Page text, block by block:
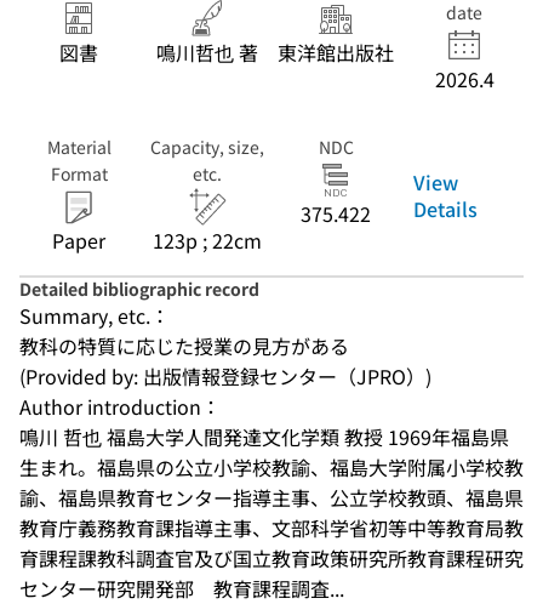
図書 鳴川哲也 著 東洋館出版社
date
2026.4
Material
Format
Paper
Capacity, size,
etc.
123p ; 22cm
NDC
375.422
View
Details
Detailed bibliographic record
Summary, etc.：
教科の特質に応じた授業の見方がある
(Provided by: 出版情報登録センター（JPRO）)
Author introduction：
鳴川 哲也 福島大学人間発達文化学類 教授 1969年福島県
生まれ。福島県の公立小学校教諭、福島大学附属小学校教
諭、福島県教育センター指導主事、公立学校教頭、福島県
教育庁義務教育課指導主事、文部科学省初等中等教育局教
育課程課教科調査官及び国立教育政策研究所教育課程研究
センター研究開発部　教育課程調査...